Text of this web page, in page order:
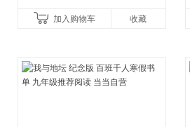
加入购物车 收藏